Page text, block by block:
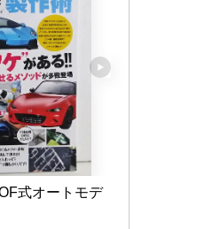
式オートモデ